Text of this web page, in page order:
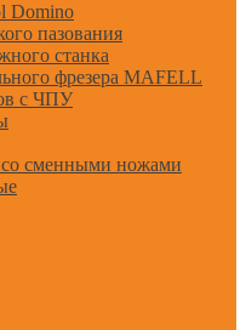
Domino
пазования
станка
фрезера MAFELL
с ЧПУ
сменными ножами